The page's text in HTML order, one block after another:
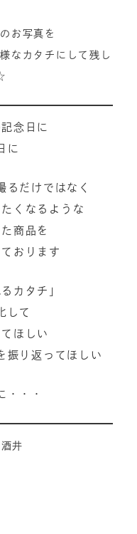
お写真を
なカタチにして残し
念日に
に
るだけではなく
くなるような
商品を
おります
カタチ」
して
ほしい
振り返ってほしい
・・・
井